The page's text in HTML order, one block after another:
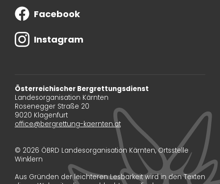
Facebook
Instagram
Österreichischer Bergrettungsdienst
Landesorganisation Kärnten
Rosenegger Straße 20
9020 Klagenfurt
office@bergrettung-kaernten.at
© 2026 ÖBRD Landesorganisation Kärnten, Ortsstelle
Winklern
Aus Gründen der leichteren Lesbarkeit wird in den Texten